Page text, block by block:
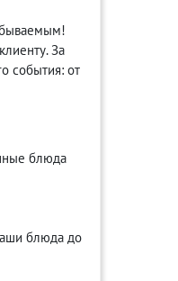
За
события: от
блюда
блюда до